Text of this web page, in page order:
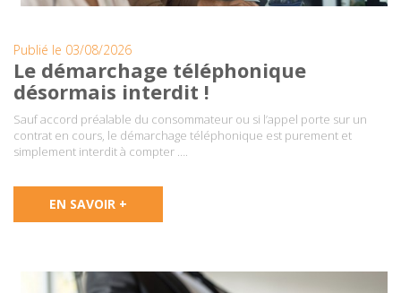
Publié le 03/08/2026
Le démarchage téléphonique
désormais interdit !
Sauf accord préalable du consommateur ou si l’appel porte sur un
contrat en cours, le démarchage téléphonique est purement et
simplement interdit à compter ….
EN SAVOIR +